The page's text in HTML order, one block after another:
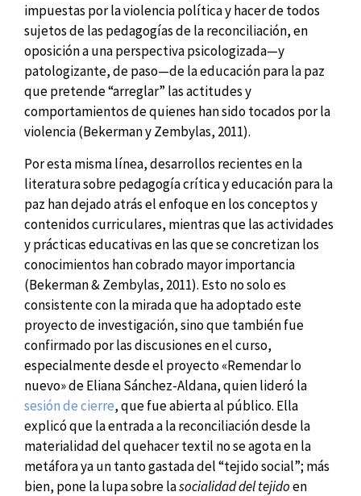
impuestas por la violencia política y hacer de todos
sujetos de las pedagogías de la reconciliación, en
oposición a una perspectiva psicologizada—y
patologizante, de paso—de la educación para la paz
que pretende “arreglar” las actitudes y
comportamientos de quienes han sido tocados por la
violencia (Bekerman y Zembylas, 2011).
Por esta misma línea, desarrollos recientes en la
literatura sobre pedagogía crítica y educación para la
paz han dejado atrás el enfoque en los conceptos y
contenidos curriculares, mientras que las actividades
y prácticas educativas en las que se concretizan los
conocimientos han cobrado mayor importancia
(Bekerman & Zembylas, 2011). Esto no solo es
consistente con la mirada que ha adoptado este
proyecto de investigación, sino que también fue
confirmado por las discusiones en el curso,
especialmente desde el proyecto «Remendar lo
nuevo» de Eliana Sánchez-Aldana, quien lideró la
sesión de cierre, que fue abierta al público. Ella
explicó que la entrada a la reconciliación desde la
materialidad del quehacer textil no se agota en la
metáfora ya un tanto gastada del “tejido social”; más
bien, pone la lupa sobre lasocialidad del tejidoen